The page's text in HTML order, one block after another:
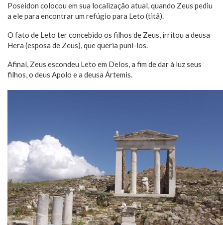
Poseidon colocou em sua localização atual, quando Zeus pediu
a ele para encontrar um refúgio para Leto (titã).
O fato de Leto ter concebido os filhos de Zeus, irritou a deusa
Hera (esposa de Zeus), que queria puni-los.
Afinal, Zeus escondeu Leto em Delos, a fim de dar à luz seus
filhos, o deus Apolo e a deusa Ártemis.